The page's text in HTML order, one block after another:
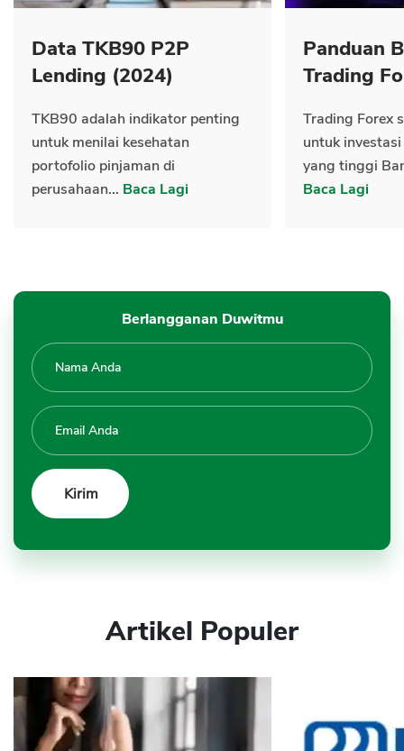
Data TKB90 P2P
Lending (2024)
TKB90 adalah indikator penting
untuk menilai kesehatan
portofolio pinjaman di
perusahaan... Baca Lagi
Panduan
Trading
Trading Forex
untuk
yang tinggi
Baca Lagi
Berlangganan Duwitmu
Artikel Populer